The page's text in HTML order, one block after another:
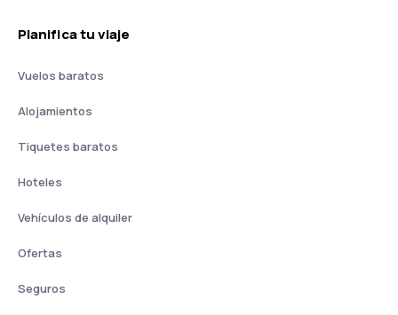
Planifica tu viaje
Vuelos baratos
Alojamientos
Tiquetes baratos
Hoteles
Vehículos de alquiler
Ofertas
Seguros